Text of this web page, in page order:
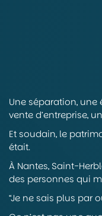
Une séparation,
vente d’entreprise,
Et soudain, le
était.
À Nantes, Saint-
des personnes qui
“Je ne sais plus par